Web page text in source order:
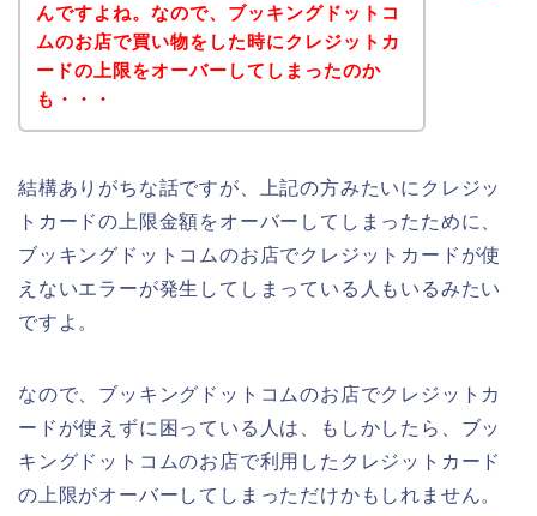
んですよね。なので、ブッキングドットコ
ムのお店で買い物をした時にクレジットカ
ードの上限をオーバーしてしまったのか
も・・・
結構ありがちな話ですが、上記の方みたいにクレジッ
トカードの上限金額をオーバーしてしまったために、
ブッキングドットコムのお店でクレジットカードが使
えないエラーが発生してしまっている人もいるみたい
ですよ。
なので、ブッキングドットコムのお店でクレジットカ
ードが使えずに困っている人は、もしかしたら、ブッ
キングドットコムのお店で利用したクレジットカード
の上限がオーバーしてしまっただけかもしれません。